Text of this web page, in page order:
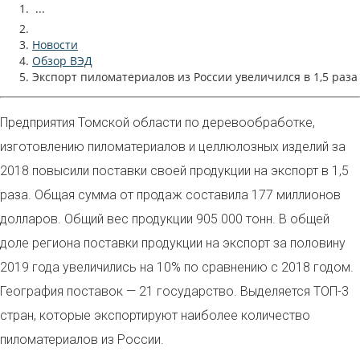
...
Новости
Обзор ВЭД
Экспорт пиломатериалов из России увеличился в 1,5 раза
Предприятия Томской области по деревообработке,
изготовлению пиломатериалов и целлюлозных изделий за
2018 повысили поставки своей продукции на экспорт в 1,5
раза. Общая сумма от продаж составила 177 миллионов
долларов. Общий вес продукции 905 000 тонн. В общей
доле региона поставки продукции на экспорт за половину
2019 года увеличились на 10% по сравнению с 2018 годом.
География поставок — 21 государство. Выделяется ТОП-3
стран, которые экспортируют наиболее количество
пиломатериалов из России.